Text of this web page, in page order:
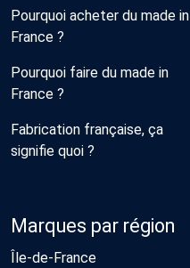
Pourquoi acheter du made in
France ?
Pourquoi faire du made in
France ?
Fabrication française, ça
signifie quoi ?
Marques par région
Île-de-France